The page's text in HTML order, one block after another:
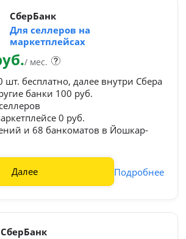
СберБанк
Для селлеров на
маркетплейсах
/ мес.
шт. бесплатно, далее внутри Сбера
банки 100 руб.
0 руб.
и 68 банкоматов в Йошкар-
Далее Подробнее
СберБанк